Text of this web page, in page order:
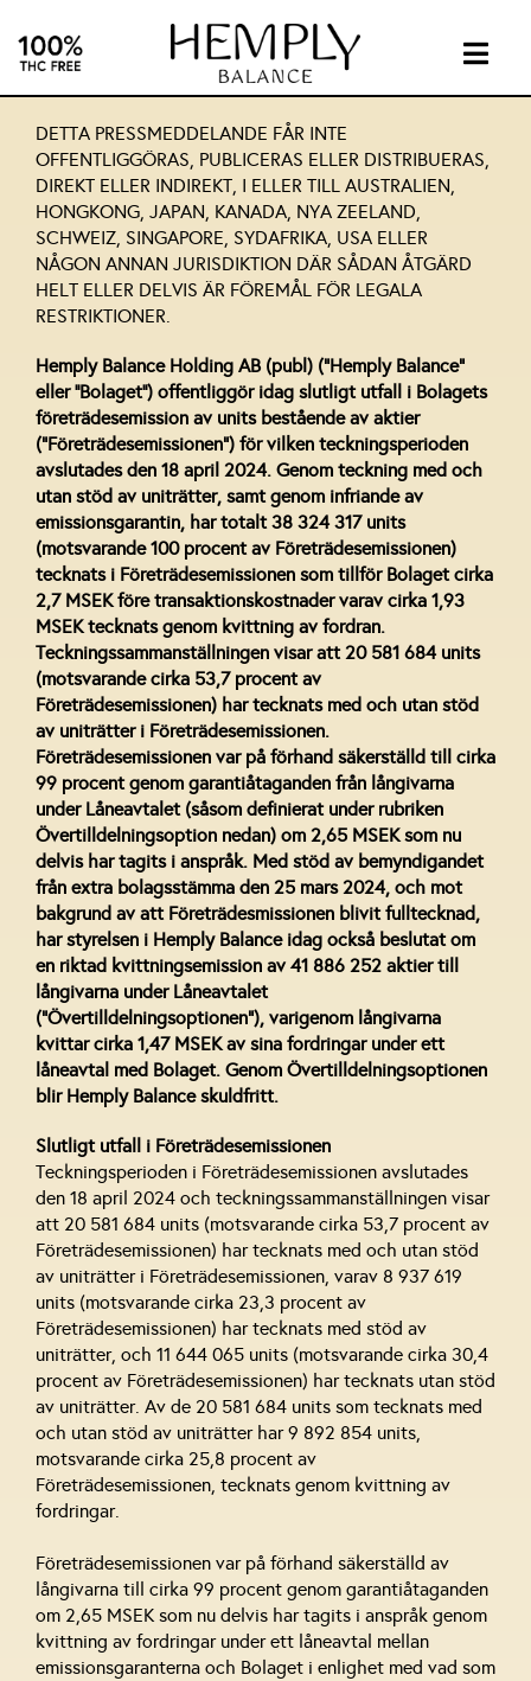
content
ABOUT
DETTA PRESSMEDDELANDE FÅR INTE
OFFENTLIGGÖRAS, PUBLICERAS ELLER DISTRIBUERAS,
DIREKT ELLER INDIREKT, I ELLER TILL AUSTRALIEN,
HONGKONG, JAPAN, KANADA, NYA ZEELAND,
SCHWEIZ, SINGAPORE, SYDAFRIKA, USA ELLER
NÅGON ANNAN JURISDIKTION DÄR SÅDAN ÅTGÄRD
HELT ELLER DELVIS ÄR FÖREMÅL FÖR LEGALA
RESTRIKTIONER.
Hemply Balance Holding AB (publ) ("Hemply Balance"
eller ''Bolaget'') offentliggör idag slutligt utfall i Bolagets
företrädesemission av units bestående av aktier
(”Företrädesemissionen”) för vilken teckningsperioden
avslutades den 18 april 2024. Genom teckning med och
utan stöd av uniträtter, samt genom infriande av
emissionsgarantin, har totalt 38 324 317 units
(motsvarande 100 procent av Företrädesemissionen)
tecknats i Företrädesemissionen som tillför Bolaget cirka
2,7 MSEK före transaktionskostnader varav cirka 1,93
MSEK tecknats genom kvittning av fordran.
Teckningssammanställningen visar att 20 581 684 units
(motsvarande cirka 53,7 procent av
Företrädesemissionen) har tecknats med och utan stöd
av uniträtter i Företrädesemissionen.
Företrädesemissionen var på förhand säkerställd till cirka
99 procent genom garantiåtaganden från långivarna
under Låneavtalet (såsom definierat under rubriken
Övertilldelningsoption nedan) om 2,65 MSEK som nu
delvis har tagits i anspråk. Med stöd av bemyndigandet
från extra bolagsstämma den 25 mars 2024, och mot
bakgrund av att Företrädesmissionen blivit fulltecknad,
har styrelsen i Hemply Balance idag också beslutat om
en riktad kvittningsemission av 41 886 252 aktier till
långivarna under Låneavtalet
(”Övertilldelningsoptionen”), varigenom långivarna
kvittar cirka 1,47 MSEK av sina fordringar under ett
låneavtal med Bolaget. Genom Övertilldelningsoptionen
blir Hemply Balance skuldfritt.
Slutligt utfall i Företrädesemissionen
Teckningsperioden i Företrädesemissionen avslutades
den 18 april 2024 och teckningssammanställningen visar
att 20 581 684 units (motsvarande cirka 53,7 procent av
Företrädesemissionen) har tecknats med och utan stöd
av uniträtter i Företrädesemissionen, varav 8 937 619
units (motsvarande cirka 23,3 procent av
Företrädesemissionen) har tecknats med stöd av
uniträtter, och 11 644 065 units (motsvarande cirka 30,4
procent av Företrädesemissionen) har tecknats utan stöd
av uniträtter. Av de 20 581 684 units som tecknats med
och utan stöd av uniträtter har 9 892 854 units,
motsvarande cirka 25,8 procent av
Företrädesemissionen, tecknats genom kvittning av
fordringar.
Företrädesemissionen var på förhand säkerställd av
långivarna till cirka 99 procent genom garantiåtaganden
om 2,65 MSEK som nu delvis har tagits i anspråk genom
kvittning av fordringar under ett låneavtal mellan
emissionsgaranterna och Bolaget i enlighet med vad som